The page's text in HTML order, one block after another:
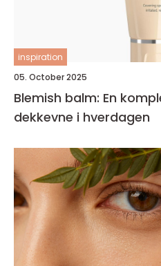
inspiration
05. October 2025
Blemish balm: En
dekkevne i hverdagen